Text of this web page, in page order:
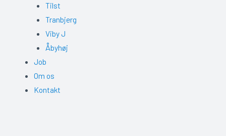
Tilst
Tranbjerg
Viby J
Åbyhøj
Job
Om os
Kontakt